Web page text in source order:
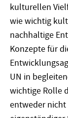
kulturellen
wie wichtig
nachhaltige
Konzepte für
UN in
wichtige Rolle
entweder nicht